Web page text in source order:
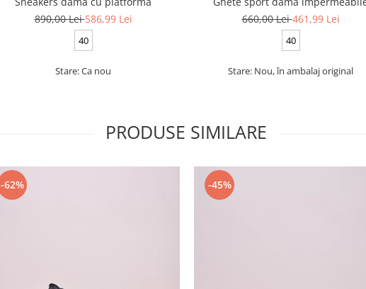
890,00 Lei586,99 Lei
40
Stare: Ca nou
660,00 Lei461,99 Lei
40
Stare: Nou, în ambalaj original
PRODUSE SIMILARE
-62% -45%